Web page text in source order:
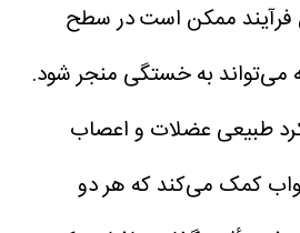
فرآیند ممکن است در سطح
می‌تواند به خستگی منجر شود.
طبیعی عضلات و اعصاب
کمک می‌کند که هر دو